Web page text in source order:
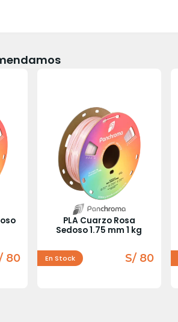
80
PLA Cuarzo Rosa
Sedoso 1.75 mm 1 kg
En Stock S/ 80